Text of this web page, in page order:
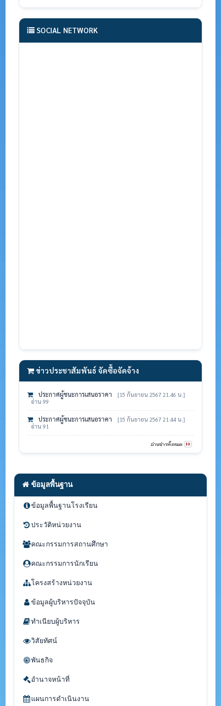
ข้อมูลพื้นฐาน
ข้อมูลพื้นฐานโรงเรียน
ประวัติหน่วยงาน
คณะกรรมการสถานศึกษา
คณะกรรมการนักเรียน
โครงสร้างหน่วยงาน
ข้อมูลผู้บริหารปัจจุบัน
ทำเนียบผู้บริหาร
วิสัยทัศน์
พันธกิจ
อำนาจหน้าที่
แผนการดำเนินงาน
SOCIAL NETWORK
ข่าวประชาสัมพันธ์ จัดซื้อจัดจ้าง
ประกาศผู้ชนะการเสนอราคา
[15 กันยายน 2567 21.46 น.]
อ่าน 99
ประกาศผู้ชนะการเสนอราคา
[15 กันยายน 2567 21.44 น.]
อ่าน 91